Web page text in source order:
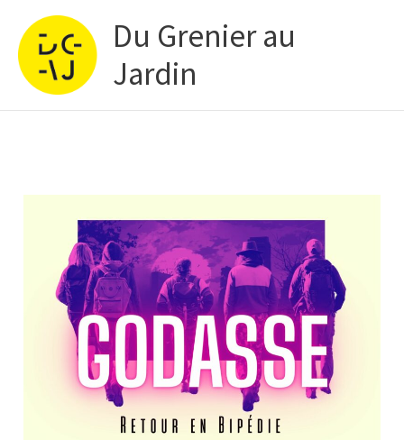
contenu
Du Grenier au
Jardin